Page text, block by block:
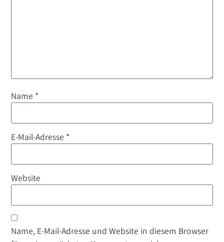
Name *
E-Mail-Adresse *
Website
Name, E-Mail-Adresse und Website in diesem Browser